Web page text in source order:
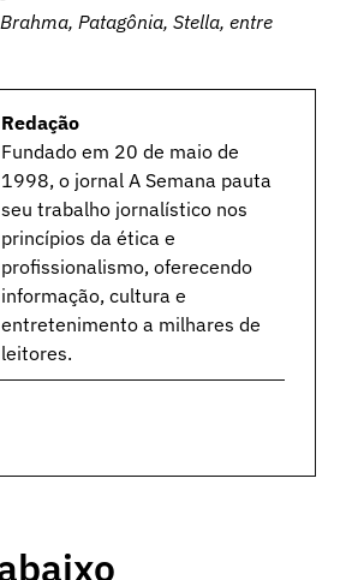
Patagônia, Stella, entre
Redação
Fundado em 20 de maio de
1998, o jornal A Semana pauta
seu trabalho jornalístico nos
princípios da ética e
profissionalismo, oferecendo
informação, cultura e
entretenimento a milhares de
leitores.